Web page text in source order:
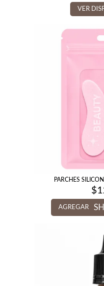
VER
PARCHES
$
AGREGAR